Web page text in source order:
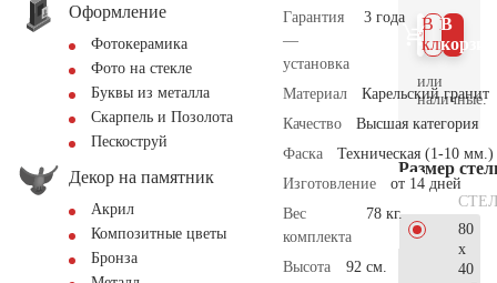
Оформление
Фотокерамика
Фото на стекле
Буквы из металла
Скарпель и Позолота
Пескоструй
Декор на памятник
Акрил
Композитные цветы
Бронза
Гарантия
—
установка
3 года
Материал
Карельский гранит
Качество
Высшая категория
Фаска
Техническая (1-10 мм.)
Изготовление
от 14 дней
Вес
комплекта
78 кг.
Высота
92 см.
В
В 1
клик
или
наличные.
Размер
80
x
40